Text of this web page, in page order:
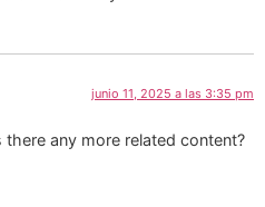
junio 11, 2025 a las 3:35 pm
any more related content?